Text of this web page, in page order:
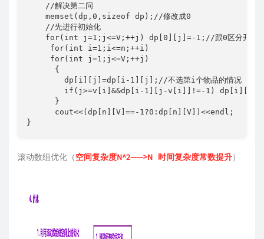
    //解决第二问
    memset(dp,0,sizeof dp);//修改成0
    //先进行初始化
    for(int j=1;j<=V;++j) dp[0][j]=-1;//跟0区分开
     for(int i=1;i<=n;++i)
     for(int j=1;j<=V;++j)
      {
        dp[i][j]=dp[i-1][j];//不选第i个物品的情况
if(j>=v[i]&&dp[i-1][j-v[i]]!=-1)
      }
      cout<<(dp[n][V]==-1?0:dp[n][V])<<endl;
滚动数组优化（空间复杂度N^2——>N 时间复杂度常数提升）